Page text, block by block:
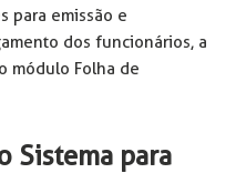
para emissão e
dos funcionários, a
módulo Folha de
Sistema para